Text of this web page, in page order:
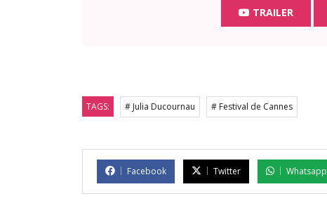
TRAILER
TAGS: # Julia Ducournau # Festival de Cannes
Facebook Twitter Whatsapp